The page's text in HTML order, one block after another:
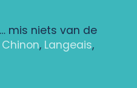
mis niets van de
Chinon, Langeais,